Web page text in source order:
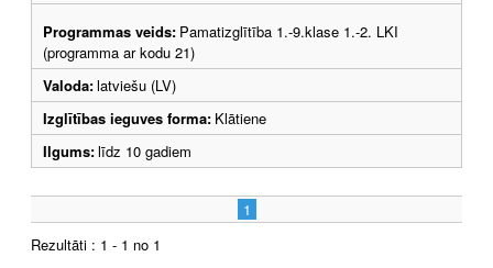
Programmas veids: Pamatizglītība 1.-9.klase 1.-2. LKI
(programma ar kodu 21)
Valoda:latviešu (LV)
Izglītības ieguves forma: Klātiene
Ilgums:līdz 10 gadiem
1
Rezultāti : 1 - 1 no 1